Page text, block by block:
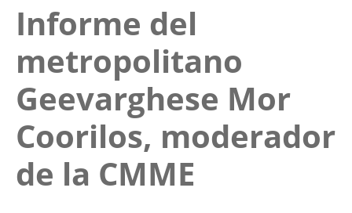
Informe del
metropolitano
Geevarghese Mor
Coorilos, moderador
de la CMME